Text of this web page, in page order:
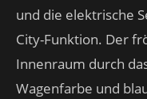
und die elektrische
City-Funktion. Der
Innenraum durch
Wagenfarbe und